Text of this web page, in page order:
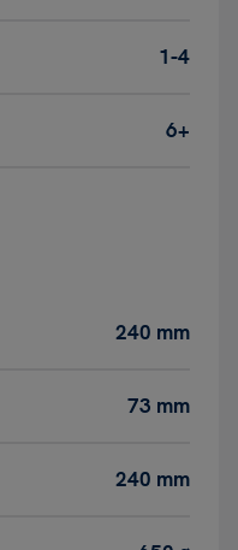
1-4
6+
240 mm
73 mm
240 mm